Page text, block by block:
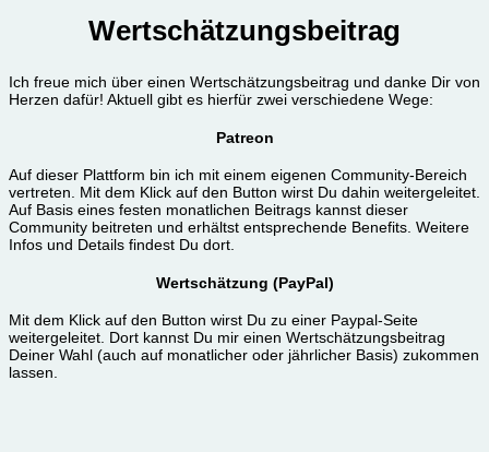
Wertschätzungsbeitrag
Ich freue mich über einen Wertschätzungsbeitrag und danke Dir von
Herzen dafür! Aktuell gibt es hierfür zwei verschiedene Wege:
Patreon
Auf dieser Plattform bin ich mit einem eigenen Community-Bereich
vertreten. Mit dem Klick auf den Button wirst Du dahin weitergeleitet.
Auf Basis eines festen monatlichen Beitrags kannst dieser
Community beitreten und erhältst entsprechende Benefits. Weitere
Infos und Details findest Du dort.
Wertschätzung (PayPal)
Mit dem Klick auf den Button wirst Du zu einer Paypal-Seite
weitergeleitet. Dort kannst Du mir einen Wertschätzungsbeitrag
Deiner Wahl (auch auf monatlicher oder jährlicher Basis) zukommen
lassen.